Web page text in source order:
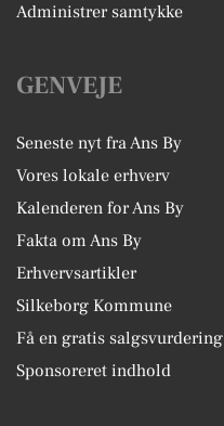
Administrer samtykke
GENVEJE
Seneste nyt fra Ans By
Vores lokale erhverv
Kalenderen for Ans By
Fakta om Ans By
Erhvervsartikler
Silkeborg Kommune
Få en gratis salgsvurdering
Sponsoreret indhold